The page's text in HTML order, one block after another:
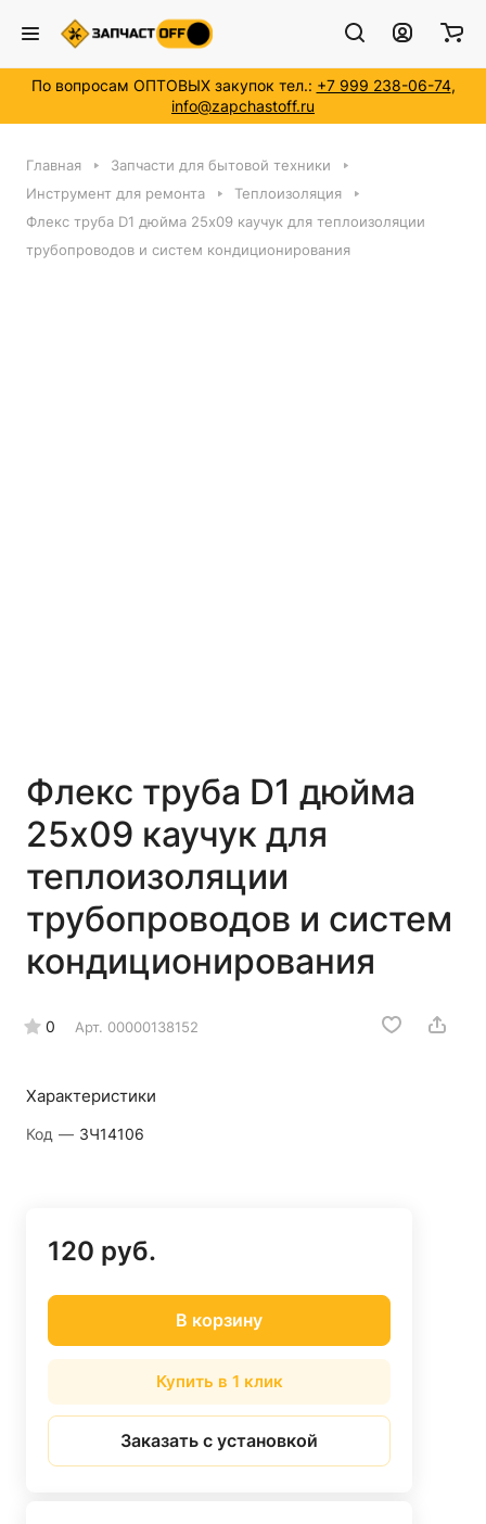
По вопросам ОПТОВЫХ закупок тел.: +7 999 238-06-74,
info@zapchastoff.ru
Главная
Запчасти для бытовой техники
Инструмент для ремонта
Теплоизоляция
Флекс труба D1 дюйма 25x09 каучук для теплоизоляции
трубопроводов и систем кондиционирования
Флекс труба D1 дюйма
25x09 каучук для
теплоизоляции
трубопроводов и систем
кондиционирования
0 Арт. 00000138152
Характеристики
Код — ЗЧ14106
120 руб.
В корзину
Купить в 1 клик
Заказать с установкой